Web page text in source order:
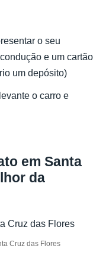
o seu
e um cartão
um depósito)
o carro e
em Santa
da
Cruz das Flores